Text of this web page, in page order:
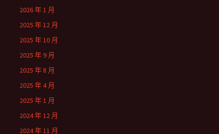
2026 年 1 月
2025 年 12 月
2025 年 10 月
2025 年 9 月
2025 年 8 月
2025 年 4 月
2025 年 1 月
2024 年 12 月
2024 年 11 月